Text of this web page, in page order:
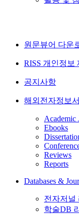
원문뷰어 다운
RISS 개인정보
공지사항
해외전자정보
Academic
Ebooks
Reviews
Reports
Databases &
전자저널
학술DB